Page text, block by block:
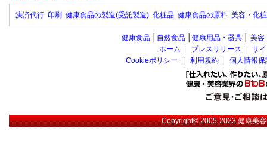
決済代行 印刷 健康食品の製造(受託製造) 化粧品 健康食品の原料 美容・化
健康食品 自然食品 健康用品・器具 美容
ホーム
プレスリリース
サ
Cookieポリシー
利用規約 個人情報
Copyright© 2005-2023健康美